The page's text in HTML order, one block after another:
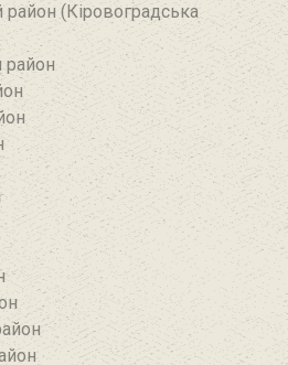
(Кіровоградська
район